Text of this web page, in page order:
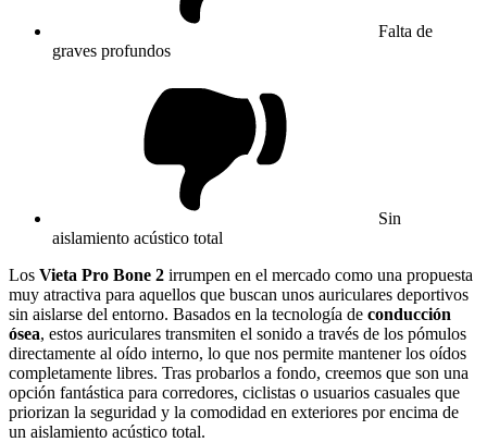
Falta de
graves profundos
Sin
aislamiento acústico total
Los Vieta Pro Bone 2 irrumpen en el mercado como una propuesta
muy atractiva para aquellos que buscan unos auriculares deportivos
sin aislarse del entorno. Basados en la tecnología de conducción
ósea, estos auriculares transmiten el sonido a través de los pómulos
directamente al oído interno, lo que nos permite mantener los oídos
completamente libres. Tras probarlos a fondo, creemos que son una
opción fantástica para corredores, ciclistas o usuarios casuales que
priorizan la seguridad y la comodidad en exteriores por encima de
un aislamiento acústico total.